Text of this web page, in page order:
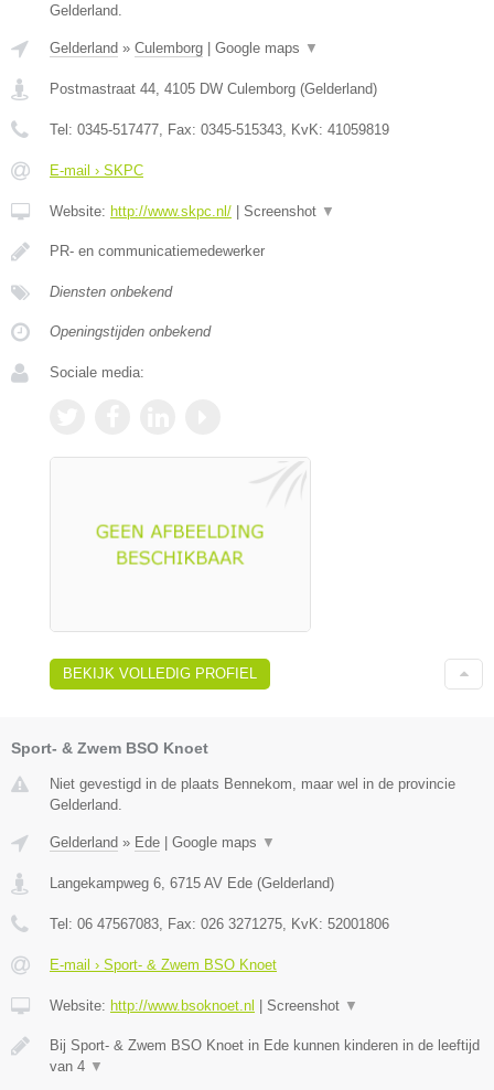
Gelderland.
Gelderland » Culemborg Google maps ▼
Postmastraat 44, 4105 DW Culemborg (Gelderland)
Tel: 0345-517477, Fax: 0345-515343, KvK: 41059819
E-mail › SKPC
Website: http://www.skpc.nl/ Screenshot ▼
PR- en communicatiemedewerker
Diensten onbekend
Openingstijden onbekend
Sociale media:
BEKIJK VOLLEDIG PROFIEL
Sport- & Zwem BSO Knoet
Niet gevestigd in de plaats Bennekom, maar wel in de provincie
Gelderland.
Gelderland » Ede Google maps ▼
Langekampweg 6 6715 AV Ede (Gelderland)
Tel: 06 47567083 , Fax: 026 3271275 , KvK: 52001806
E-mail › Sport- & Zwem BSO Knoet
Website: http://www.bsoknoet.nl Screenshot ▼
Bij Sport- & Zwem BSO Knoet in Ede kunnen kinderen in de leeftijd
van 4 ▼